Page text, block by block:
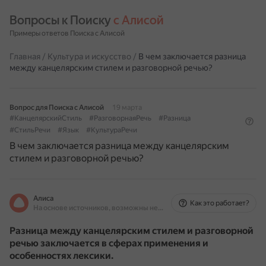
Вопросы к Поиску с Алисой
Примеры ответов Поиска с Алисой
Главная / Культура и искусство / В чем заключается разница
между канцелярским стилем и разговорной речью?
Вопрос для Поиска с Алисой
19 марта
#КанцелярскийСтиль
#РазговорнаяРечь
#Разница
#СтильРечи
#Язык #КультураРечи
В чем заключается разница между канцелярским
стилем и разговорной речью?
Алиса
На основе источников, возможны неточности
Как это работает?
Разница между канцелярским стилем и разговорной
речью заключается в сферах применения и
особенностях лексики.